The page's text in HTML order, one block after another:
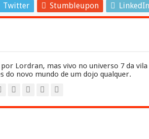
Twitter Stumbleupon LinkedIn
Lordran, mas vivo no universo 7 da vila
do novo mundo de um dojo qualquer.